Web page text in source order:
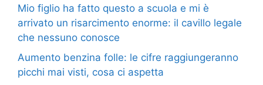
Mio figlio ha fatto questo a scuola e mi è
arrivato un risarcimento enorme: il cavillo legale
che nessuno conosce
Aumento benzina folle: le cifre raggiungeranno
picchi mai visti, cosa ci aspetta